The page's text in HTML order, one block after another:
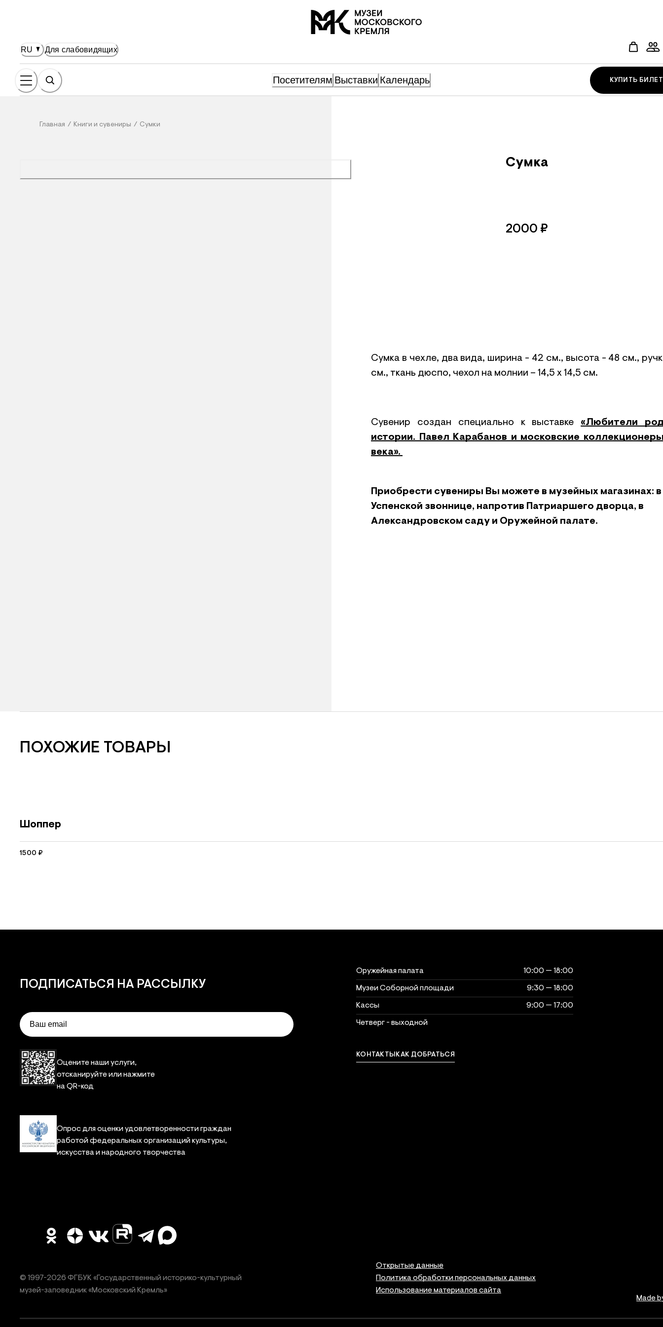
RU Для слабовидящих
На главную
Посетителям Выставки Календарь КУПИТЬ БИЛЕТ
Главная / Книги и сувениры / Сумки
Сумка
2000 ₽
Сумка в чехле, два вида, ширина - 42 см., высота - 48 см.,
см., ткань дюспо, чехол на молнии – 14,5 х 14,5 см.
Сувенир создан специально к выставке «Любители
истории. Павел Карабанов и московские
века».
Приобрести сувениры Вы можете в музейных магазинах: в
Успенской звоннице, напротив Патриаршего дворца, в
Александровском саду и Оружейной палате.
ПОХОЖИЕ ТОВАРЫ
Шоппер
1500 ₽
ПОДПИСАТЬСЯ НА РАССЫЛКУ
Email
Оцените наши услуги,
отсканируйте или нажмите
на QR-код
Опрос для оценки удовлетворенности граждан
работой федеральных организаций культуры,
искусства и народного творчества
Часы работы объектов музея
Объект Часы работы
Оружейная палата 10:00 — 18:00
Музеи Соборной площади 9:30 — 18:00
Кассы 9:00 — 17:00
Четверг - выходной
Связаться с нами
КОНТАКТЫКАК ДОБРАТЬСЯ
© 1997-2026 ФГБУК «Государственный историко-культурный
музей-заповедник «Московский Кремль»
Правовая информация
Открытые данные
Политика обработки персональных данных
Использование материалов сайта
Made